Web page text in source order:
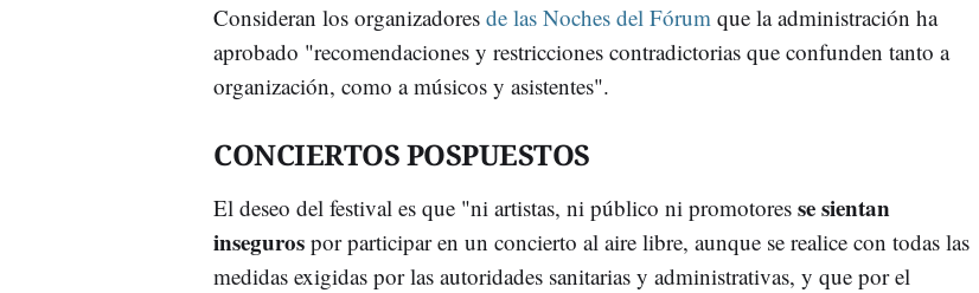
Consideran los organizadores de las Noches del Fórum que la administración ha
aprobado "recomendaciones y restricciones contradictorias que confunden tanto a
organización, como a músicos y asistentes".
CONCIERTOS POSPUESTOS
El deseo del festival es que "ni artistas, ni público ni promotores se sientan
inseguros por participar en un concierto al aire libre, aunque se realice con todas las
medidas exigidas por las autoridades sanitarias y administrativas, y que por el